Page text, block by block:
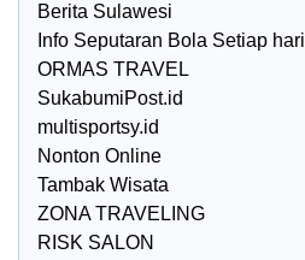
Berita Sulawesi
Info Seputaran Bola Setiap hari
ORMAS TRAVEL
SukabumiPost.id
multisportsy.id
Nonton Online
Tambak Wisata
ZONA TRAVELING
RISK SALON